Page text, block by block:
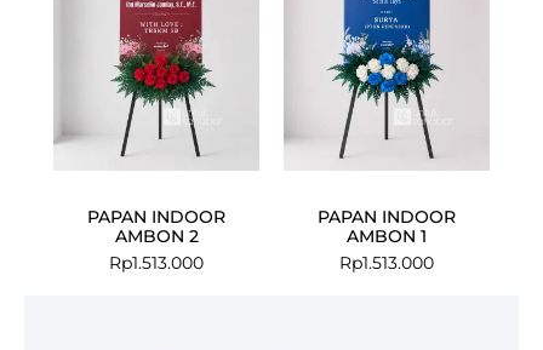
PAPAN INDOOR
AMBON 2
Rp1.513.000
PAPAN INDOOR
AMBON 1
Rp1.513.000